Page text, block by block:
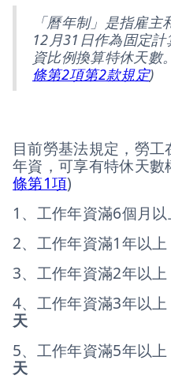
「曆年制」是指雇
12月31日作為固定
資比例換算特休天數
條第2項第2款規定)
目前勞基法規定，勞
年資，可享有特休天數
條第1項)
1、工作年資滿6個月
2、工作年資滿1年以
3、工作年資滿2年以
4、工作年資滿3年以
天
5、工作年資滿5年以
天